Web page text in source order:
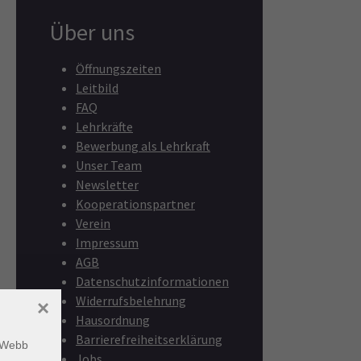
Über uns
Öffnungszeiten
Leitbild
FAQ
Lehrkräfte
Bewerbung als Lehrkraft
Unser Team
Newsletter
Kooperationspartner
Verein
Impressum
AGB
Datenschutzinformationen
Widerrufsbelehrung
Hausordnung
Barrierefreiheitserklärung
×